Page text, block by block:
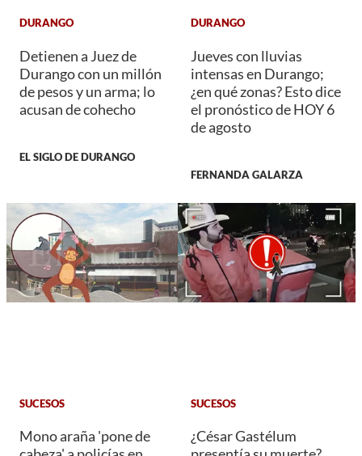
DURANGO
Detienen a Juez de
Durango con un millón
de pesos y un arma; lo
acusan de cohecho
EL SIGLO DE DURANGO
DURANGO
Jueves con lluvias
intensas en Durango;
¿en qué zonas? Esto dice
el pronóstico de HOY 6
de agosto
FERNANDA GALARZA
SUCESOS
Mono araña 'pone de
SUCESOS
¿César Gastélum